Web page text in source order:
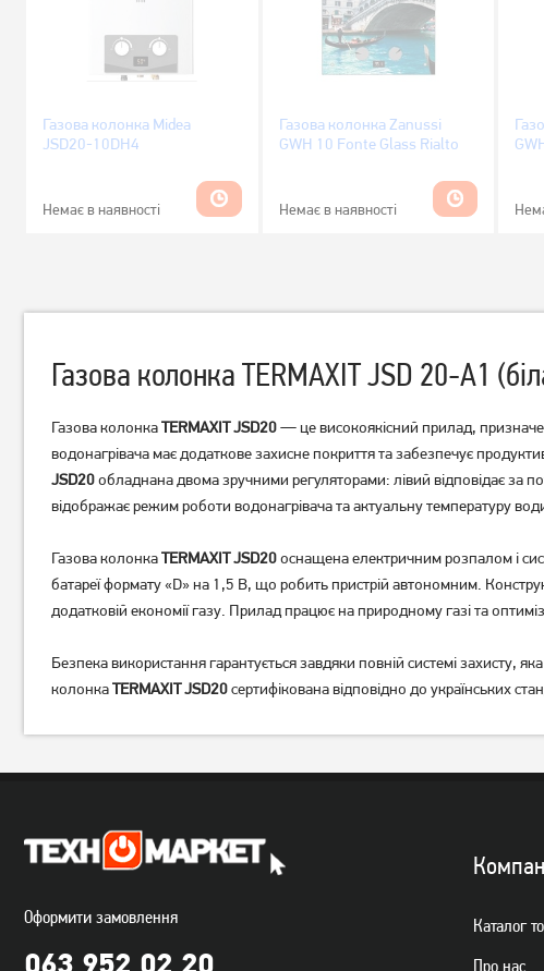
Газова колонка Midea
JSD20-10DH4
Немає в наявності
Газова колонка Zanussi
GWH 10 Fonte Glass Rialto
Немає в наявності
Газова колонка TERMAXIT JSD 20-A1
Газова колонкаTERMAXIT JSD20— це високоякісний прилад,
водонагрівача має додаткове захисне покриття та забезпечує
JSD20обладнана двома зручними регуляторами: лівий відповідає за
відображає режим роботи водонагрівача та актуальну температуру
Газова колонкаTERMAXIT JSD20оснащена електричним розпалом і
батареї формату «D» на 1,5 В, що робить пристрій автономним.
додатковій економії газу. Прилад працює на природному газі та
Безпека використання гарантується завдяки повній системі захисту,
колонкаTERMAXIT JSD20сертифікована відповідно до українських
Оформити замовлення
063 952 02 20
Каталог
Про нас